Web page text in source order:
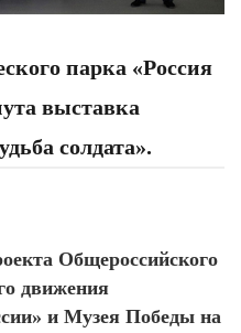
парка «Россия
выставка
солдата».
Общероссийского
движения
и Музея Победы на